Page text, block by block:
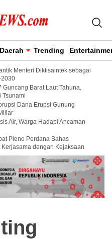
Daerah Trending
Menteri Diktisaintek sebagai
Guncang Barat Laut Tahuna,
Tsunami
Dana Erupsi Gunung
Air, Warga Hadapi Ancaman
Pleno Perdana Bahas
dengan Kejaksaan